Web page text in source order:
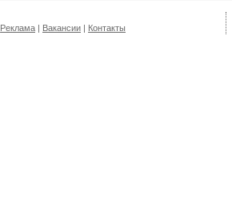
Реклама | Вакансии | Контакты